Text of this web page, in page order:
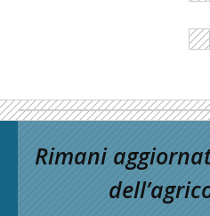
Rimani